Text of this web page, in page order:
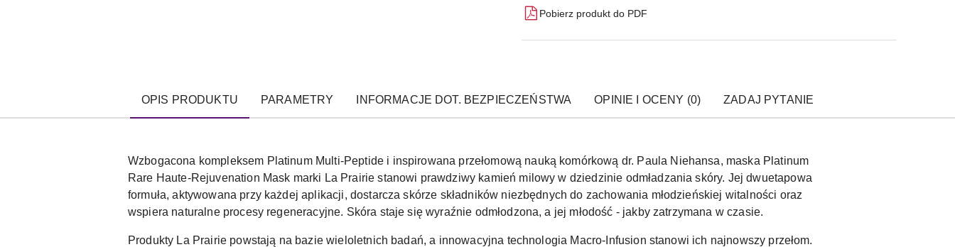
Pobierz produkt do PDF
OPIS PRODUKTU PARAMETRY INFORMACJE DOT. BEZPIECZEŃSTWA OPINIE I OCENY (0) ZADAJ PYTANIE
Wzbogacona kompleksem Platinum Multi-Peptide i inspirowana przełomową nauką komórkową dr. Paula Niehansa, maska Platinum
Rare Haute-Rejuvenation Mask marki La Prairie stanowi prawdziwy kamień milowy w dziedzinie odmładzania skóry. Jej dwuetapowa
formuła, aktywowana przy każdej aplikacji, dostarcza skórze składników niezbędnych do zachowania młodzieńskiej witalności oraz
wspiera naturalne procesy regeneracyjne. Skóra staje się wyraźnie odmłodzona, a jej młodość - jakby zatrzymana w czasie.
Produkty La Prairie powstają na bazie wieloletnich badań, a innowacyjna technologia Macro-Infusion stanowi ich najnowszy przełom.